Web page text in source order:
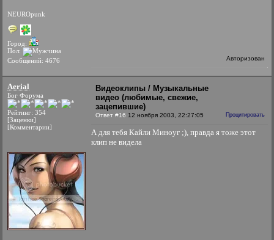
NEUROpunk
Город:
Пол:
Сообщений: 4676
Авторизован
Aerial
Бог Форума
Рейтинг: 354
[Заценки]
[Комментарии]
Видеоклипы / Музыкальные
видео (любимые, свежие,
зацепившие)
Ответ #16 12 ноября 2003, 22:27:05 Процитировать
А для тебя Кайли Миноуг ;), правда я тоже этот
клип не видела